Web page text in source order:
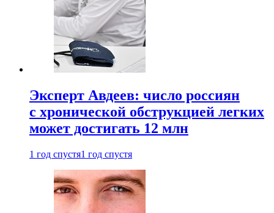
Эксперт Авдеев: число россиян
с хронической обструкцией легких
может достигать 12 млн
1 год спустя1 год спустя